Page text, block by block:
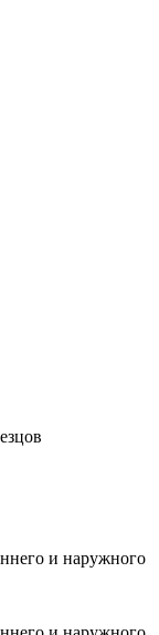
и наружного